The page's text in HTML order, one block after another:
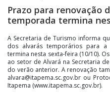
Prazo para renovação
temporada termina
A Secretaria de Turismo informa
dos alvarás temporários para a
termina nesta sexta-feira (10/10).
ao setor de Alvará na Secretaria
do verão anterior. A renovação
alvara@itapema.sc.gov.br ou
Itapema (www.itapema.sc.gov.br).